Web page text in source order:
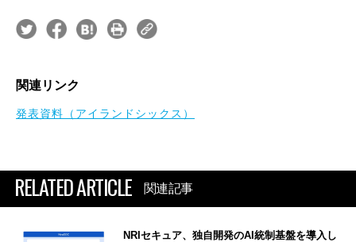
関連リンク
発表資料（アイランドシックス）
RELATED ARTICLE 関連記事
NRIセキュア、独自開発のAI統制基盤を導入し